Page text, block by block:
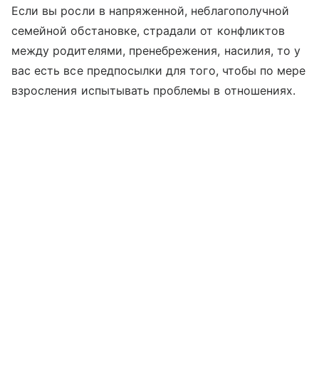
Если вы росли в напряженной, неблагополучной
семейной обстановке, страдали от конфликтов
между родителями, пренебрежения, насилия, то у
вас есть все предпосылки для того, чтобы по мере
взросления испытывать проблемы в отношениях.